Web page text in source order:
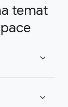
temat
expand_more
expand_more